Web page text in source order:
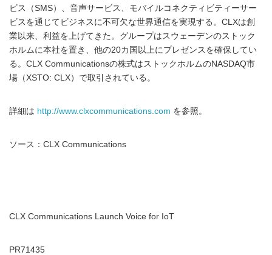
ビス（SMS）、音声サービス、モバイルコネクティビティーサー
ビスを通じてビジネスに不可欠な世界通信を実現する。CLXは創
業以来、利益を上げてきた。グループはスウェーデンのストック
ホルムに本社を置き、他の20カ国以上にプレゼンスを確保してい
る。CLX Communicationsの株式はストックホルムのNASDAQ市
場（XSTO: CLX）で取引されている。
詳細は http://www.clxcommunications.com を参照。
ソース：CLX Communications
CLX Communications Launch Voice for IoT
PR71435